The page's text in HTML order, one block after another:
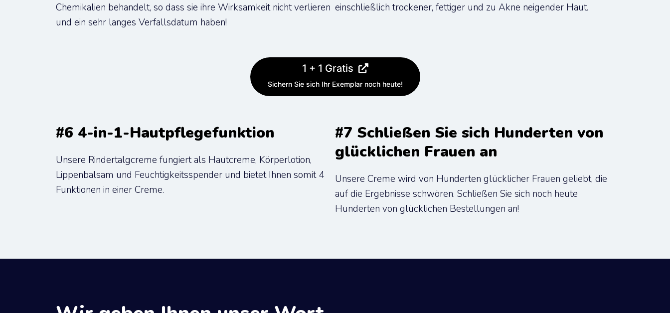
Chemikalien behandelt, so dass sie ihre Wirksamkeit nicht verlieren
und ein sehr langes Verfallsdatum haben!
einschließlich trockener, fettiger und zu Akne neigender Haut.
1 + 1 Gratis
Sichern Sie sich Ihr Exemplar noch heute!
#6 4-in-1-Hautpflegefunktion
Unsere Rindertalgcreme fungiert als Hautcreme, Körperlotion,
Lippenbalsam und Feuchtigkeitsspender und bietet Ihnen somit 4
Funktionen in einer Creme.
#7 Schließen Sie sich Hunderten von
glücklichen Frauen an
Unsere Creme wird von Hunderten glücklicher Frauen geliebt, die
auf die Ergebnisse schwören. Schließen Sie sich noch heute
Hunderten von glücklichen Bestellungen an!